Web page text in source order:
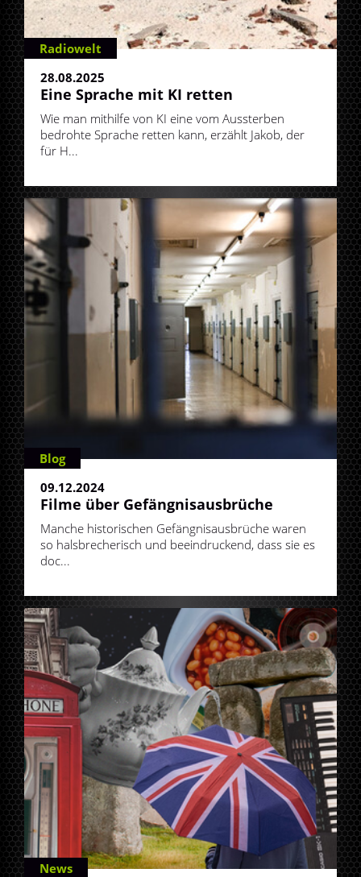
Radiowelt
28.08.2025
Eine Sprache mit KI retten
Wie man mithilfe von KI eine vom Aussterben
bedrohte Sprache retten kann, erzählt Jakob, der
für H...
Blog
09.12.2024
Filme über Gefängnisausbrüche
Manche historischen Gefängnisausbrüche waren
so halsbrecherisch und beeindruckend, dass sie es
doc...
News